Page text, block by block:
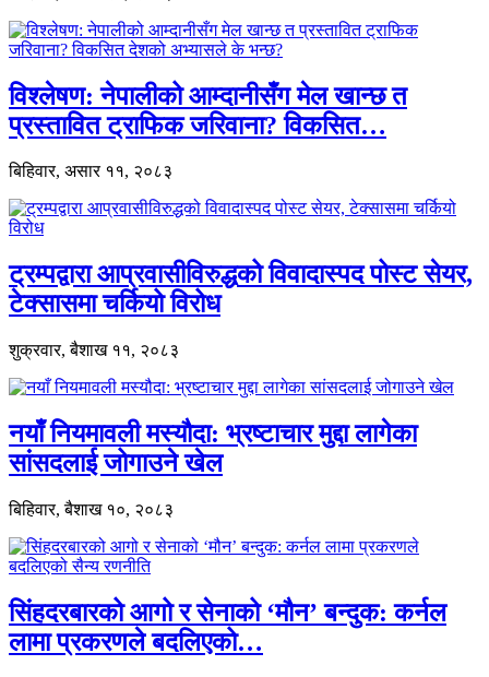
विश्लेषण: नेपालीको आम्दानीसँग मेल खान्छ त
प्रस्तावित ट्राफिक जरिवाना? विकसित…
बिहिवार, असार ११, २०८३
ट्रम्पद्वारा आप्रवासीविरुद्धको विवादास्पद पोस्ट सेयर,
टेक्सासमा चर्कियो विरोध
शुक्रवार, बैशाख ११, २०८३
नयाँ नियमावली मस्यौदा: भ्रष्टाचार मुद्दा लागेका
सांसदलाई जोगाउने खेल
बिहिवार, बैशाख १०, २०८३
सिंहदरबारको आगो र सेनाको ‘मौन’ बन्दुक: कर्नल
लामा प्रकरणले बदलिएको…